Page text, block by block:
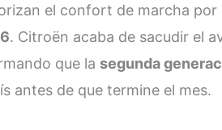
el confort de marcha
. Citroën acaba de sacudir el
que la segunda
antes de que termine el mes.